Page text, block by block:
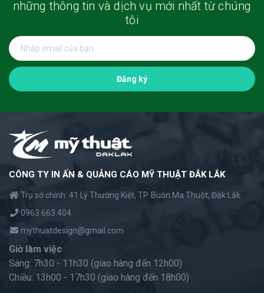
những thông tin và dịch vụ mới nhất từ chúng
tôi
Đăng ký
CÔNG TY IN ẤN & QUẢNG CÁO MỸ THUẬT ĐẮK LẮK
Trụ sở chính: 41 Lý Thường Kiệt, TP. Buôn Ma Thuột, Đắk Lắk
0963.663.404
mythuatdesign@gmail.com
Giờ làm việc
Sáng: 7h30 - 11h30 (giao hàng đến 12h00)
Chiều: 13h00 - 17h30 (giao hàng đến 18h00)